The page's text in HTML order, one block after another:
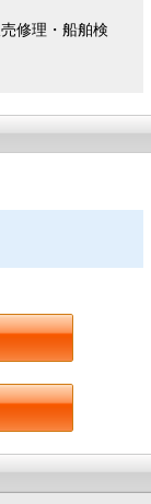
修理・船舶検